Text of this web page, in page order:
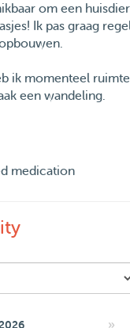
om een
Ik pas graag
ik momenteel
een wandeling.
Zoé en Yaro
6 maanden bij
houd van
ik eerst even
medication
»